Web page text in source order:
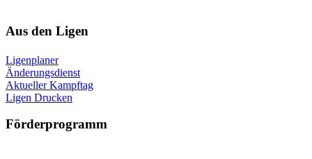
Aus den Ligen
Ligenplaner
Änderungsdienst
Aktueller Kampftag
Ligen Drucken
Förderprogramm